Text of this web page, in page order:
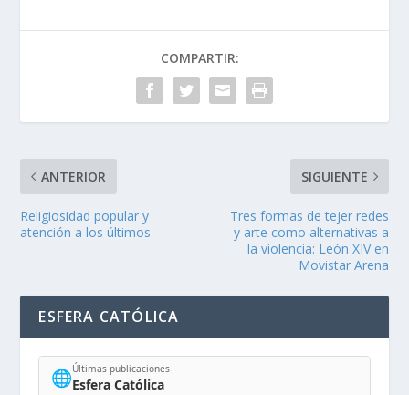
COMPARTIR:
ANTERIOR
Religiosidad popular y
atención a los últimos
SIGUIENTE
Tres formas de tejer redes
y arte como alternativas a
la violencia: León XIV en
Movistar Arena
ESFERA CATÓLICA
🌐Últimas publicaciones
Esfera Católica